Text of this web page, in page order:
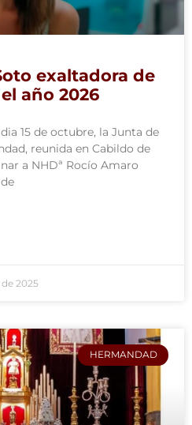
exaltadora de
año 2026
15 de octubre, la Junta de
reunida en Cabildo de
a NHDª Rocío Amaro
2025
HERMANDAD